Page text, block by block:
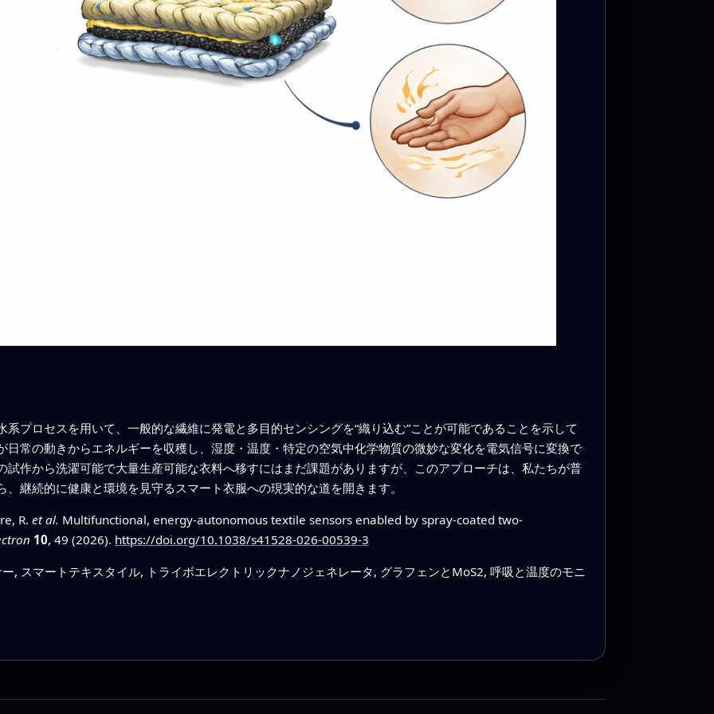
プロセスを用いて、一般的な繊維に発電と多目的センシングを“織り込む”ことが可能であることを示して
日常の動きからエネルギーを収穫し、湿度・温度・特定の空気中化学物質の微妙な変化を電気信号に変換で
試作から洗濯可能で大量生産可能な衣料へ移すにはまだ課題がありますが、このアプローチは、私たちが普
継続的に健康と環境を見守るスマート衣服への現実的な道を開きます。
R. et al. Multifunctional, energy-autonomous textile sensors enabled by spray-coated two-
10, 49 (2026). https://doi.org/10.1038/s41528-026-00539-3
, スマートテキスタイル, トライボエレクトリックナノジェネレータ, グラフェンとMoS2, 呼吸と温度のモニ